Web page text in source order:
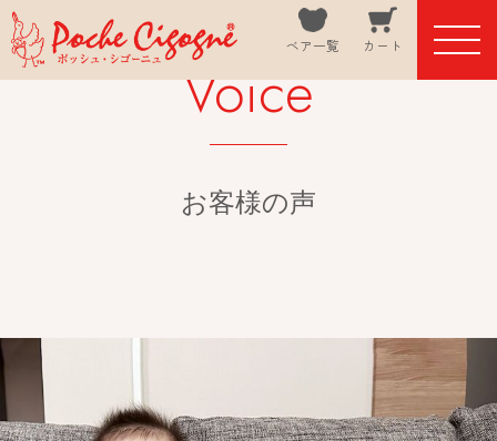
ベア一覧 カート
Voice
お客様の声